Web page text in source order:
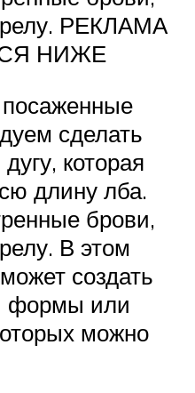
РЕКЛАМА
НИЖЕ
сделать
которая
длину лба.
брови,
В этом
создать
формы или
можно